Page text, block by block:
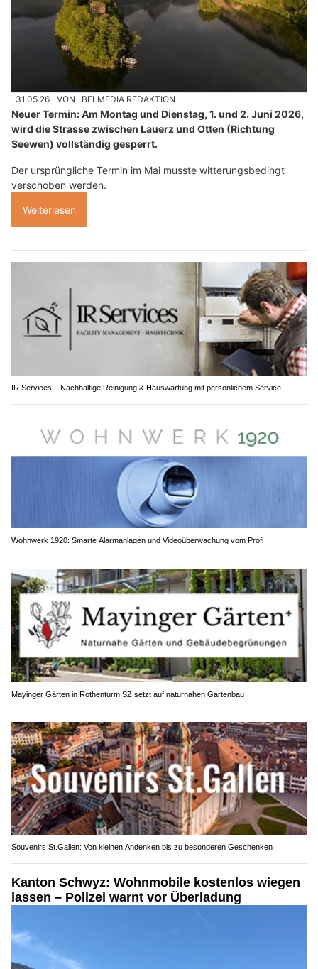
31.05.26 VON BELMEDIA REDAKTION
Neuer Termin: Am Montag und Dienstag, 1. und 2. Juni 2026,
wird die Strasse zwischen Lauerz und Otten (Richtung
Seewen) vollständig gesperrt.
Der ursprüngliche Termin im Mai musste witterungsbedingt
verschoben werden.
Weiterlesen
IR Services – Nachhaltige Reinigung & Hauswartung mit persönlichem Service
Wohnwerk 1920: Smarte Alarmanlagen und Videoüberwachung vom Profi
Mayinger Gärten in Rothenturm SZ setzt auf naturnahen Gartenbau
Souvenirs St.Gallen: Von kleinen Andenken bis zu besonderen Geschenken
Kanton Schwyz: Wohnmobile kostenlos wiegen
lassen – Polizei warnt vor Überladung